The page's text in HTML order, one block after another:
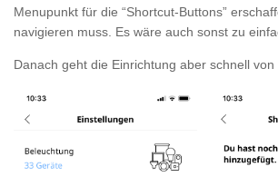
Menupunkt für die “Shortcut-Buttons”
navigieren muss. Es wäre auch sonst zu
Danach geht die Einrichtung aber schnell von